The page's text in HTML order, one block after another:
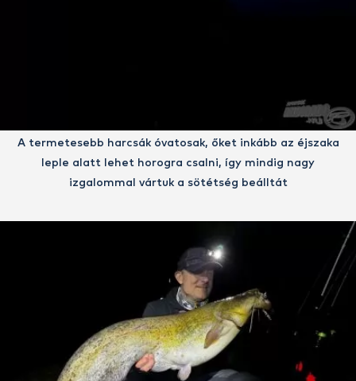
A termetesebb harcsák óvatosak, őket inkább az éjszaka
leple alatt lehet horogra csalni, így mindig nagy
izgalommal vártuk a sötétség beálltát